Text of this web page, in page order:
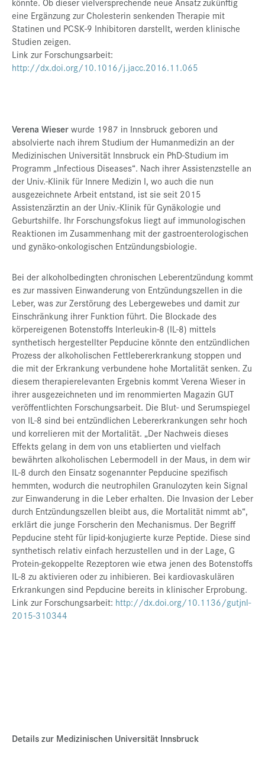
eine Ergänzung zur Cholesterin senkenden Therapie mit
Statinen und PCSK-9 Inhibitoren darstellt, werden klinische
Studien zeigen.
Link zur Forschungsarbeit:
http://dx.doi.org/10.1016/j.jacc.2016.11.065
Verena Wieserwurde 1987 in Innsbruck geboren und
absolvierte nach ihrem Studium der Humanmedizin an der
Medizinischen Universität Innsbruck ein PhD-Studium im
Programm „Infectious Diseases“. Nach ihrer Assistenzstelle an
der Univ.-Klinik für Innere Medizin I, wo auch die nun
ausgezeichnete Arbeit entstand, ist sie seit 2015
Assistenzärztin an der Univ.-Klinik für Gynäkologie und
Geburtshilfe. Ihr Forschungsfokus liegt auf immunologischen
Reaktionen im Zusammenhang mit der gastroenterologischen
und gynäko-onkologischen Entzündungsbiologie.
Bei der alkoholbedingten chronischen Leberentzündung kommt
es zur massiven Einwanderung von Entzündungszellen in die
Leber, was zur Zerstörung des Lebergewebes und damit zur
Einschränkung ihrer Funktion führt. Die Blockade des
körpereigenen Botenstoffs Interleukin-8 (IL-8) mittels
synthetisch hergestellter Pepducine könnte den entzündlichen
Prozess der alkoholischen Fettlebererkrankung stoppen und
die mit der Erkrankung verbundene hohe Mortalität senken. Zu
diesem therapierelevanten Ergebnis kommt Verena Wieser in
ihrer ausgezeichneten und im renommierten Magazin GUT
veröffentlichten Forschungsarbeit. Die Blut- und Serumspiegel
von IL-8 sind bei entzündlichen Lebererkrankungen sehr hoch
und korrelieren mit der Mortalität. „Der Nachweis dieses
Effekts gelang in dem von uns etablierten und vielfach
bewährten alkoholischen Lebermodell in der Maus, in dem wir
IL-8 durch den Einsatz sogenannter Pepducine spezifisch
hemmten, wodurch die neutrophilen Granulozyten kein Signal
zur Einwanderung in die Leber erhalten. Die Invasion der Leber
durch Entzündungszellen bleibt aus, die Mortalität nimmt ab“,
erklärt die junge Forscherin den Mechanismus. Der Begriff
Pepducine steht für lipid-konjugierte kurze Peptide. Diese sind
synthetisch relativ einfach herzustellen und in der Lage, G
Protein-gekoppelte Rezeptoren wie etwa jenen des Botenstoffs
IL-8 zu aktivieren oder zu inhibieren. Bei kardiovaskulären
Erkrankungen sind Pepducine bereits in klinischer Erprobung.
Link zur Forschungsarbeit: http://dx.doi.org/10.1136/gutjnl-
2015-310344
Details zur Medizinischen Universität Innsbruck